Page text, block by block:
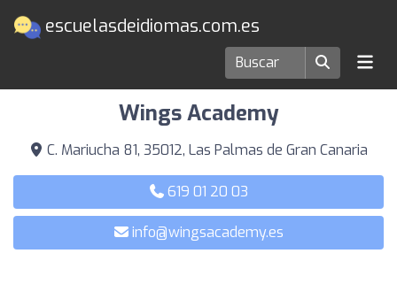
escuelasdeidiomas.com.es
Escuelas de idiomas en Las Palmas de Gran Canaria
Wings Academy
C. Mariucha 81, 35012, Las Palmas de Gran Canaria
619 01 20 03
info@wingsacademy.es